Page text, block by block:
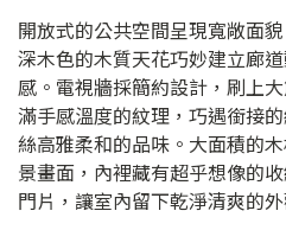
開放式的公共空間呈現寬敞面
深木色的木質天花巧妙建立廊
感。電視牆採簡約設計，刷上
滿手感溫度的紋理，巧遇銜接
絲高雅柔和的品味。大面積的
景畫面，內裡藏有超乎想像的
門片，讓室內留下乾淨清爽的外